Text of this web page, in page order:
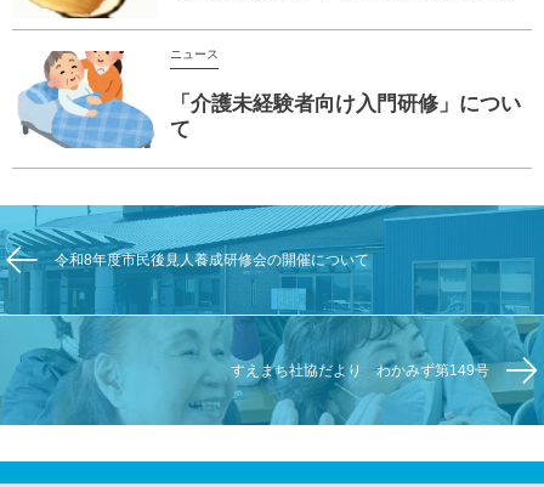
ニュース
「介護未経験者向け入門研修」につい
て
令和8年度市民後見人養成研修会の開催について
すえまち社協だより わかみず第149号